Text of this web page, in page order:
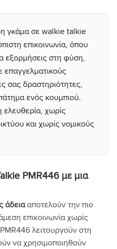
γκάμα σε walkie talkie
επικοινωνία, όπου
εξορμήσεις στη φύση,
σας δραστηριότητες,
ενός κουμπιού.
ελευθερία, χωρίς
και χωρίς νομικούς
PMR446 με μια
άδειααποτελούν την πιο
επικοινωνία χωρίς
λειτουργούν στη
να χρησιμοποιηθούν